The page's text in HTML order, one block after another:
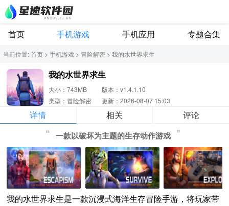
首页 手机游戏 手机应用 专题合集
当前位置:首页 > 手机游戏 > 冒险解密 > 我的水世界求生
我的水世界求生
大小：743MB
版本：v1.4.1.10
类型：冒险解密
更新：2026-08-07 15:03
详情 相关 评论
一款以破坏为主题的生存动作游戏
我的水世界求生是一款沉浸式海洋生存冒险手游，将玩家带